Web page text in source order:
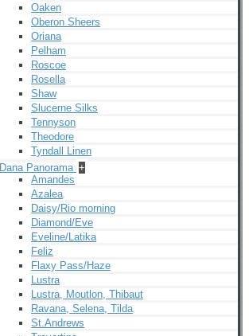
Oaken
Oberon Sheers
Oriana
Pelham
Roscoe
Rosella
Shaw
Slucerne Silks
Tennyson
Theodore
Tyndall Linen
Dana Panorama +
Amandes
Azalea
Daisy/Rio morning
Diamond/Eve
Eveline/Latika
Feliz
Flaxy Pass/Haze
Lustra
Lustra, Moutlon, Thibaut
Ravana, Selena, Tilda
St.Andrews